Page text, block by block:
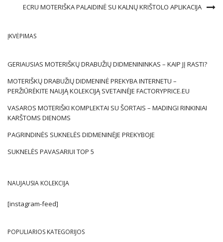
ECRU MOTERIŠKA PALAIDINĖ SU KALNŲ KRIŠTOLO APLIKACIJA
ĮKVĖPIMAS
GERIAUSIAS MOTERIŠKŲ DRABUŽIŲ DIDMENININKAS – KAIP JĮ RASTI?
MOTERIŠKŲ DRABUŽIŲ DIDMENINĖ PREKYBA INTERNETU –
PERŽIŪRĖKITE NAUJĄ KOLEKCIJĄ SVETAINĖJE FACTORYPRICE.EU
VASAROS MOTERIŠKI KOMPLEKTAI SU ŠORTAIS – MADINGI RINKINIAI
KARŠTOMS DIENOMS
PAGRINDINĖS SUKNELĖS DIDMENINĖJE PREKYBOJE
SUKNELĖS PAVASARIUI TOP 5
NAUJAUSIA KOLEKCIJA
[instagram-feed]
POPULIARIOS KATEGORIJOS